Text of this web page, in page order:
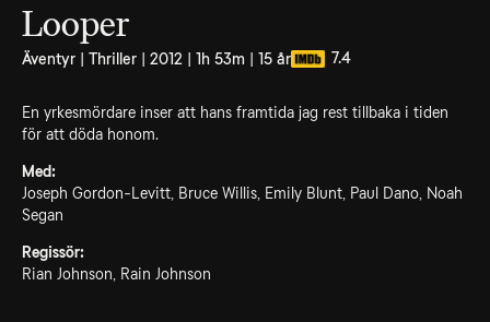
Looper
Äventyr | Thriller | 2012 | 1h 53m | 15 år 7.4
En yrkesmördare inser att hans framtida jag rest tillbaka i tiden
för att döda honom.
Med:
Joseph Gordon-Levitt, Bruce Willis, Emily Blunt, Paul Dano, Noah
Segan
Regissör:
Rian Johnson, Rain Johnson